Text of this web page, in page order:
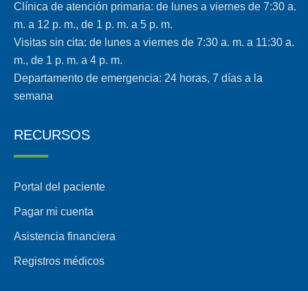
Clínica de atención primaria: de lunes a viernes de 7:30 a.
m. a 12 p. m., de 1 p. m. a 5 p. m.
Visitas sin cita: de lunes a viernes de 7:30 a. m. a 11:30 a.
m., de 1 p. m. a 4 p. m.
Departamento de emergencia: 24 horas, 7 días a la
semana
RECURSOS
Portal del paciente
Pagar mi cuenta
Asistencia financiera
Registros médicos